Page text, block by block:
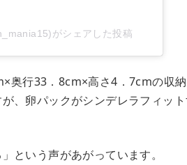
がシェアした投稿
奥行33．8cm×高さ4．7cmの収納
、卵パックがシンデレラフィッ
という声があがっています。